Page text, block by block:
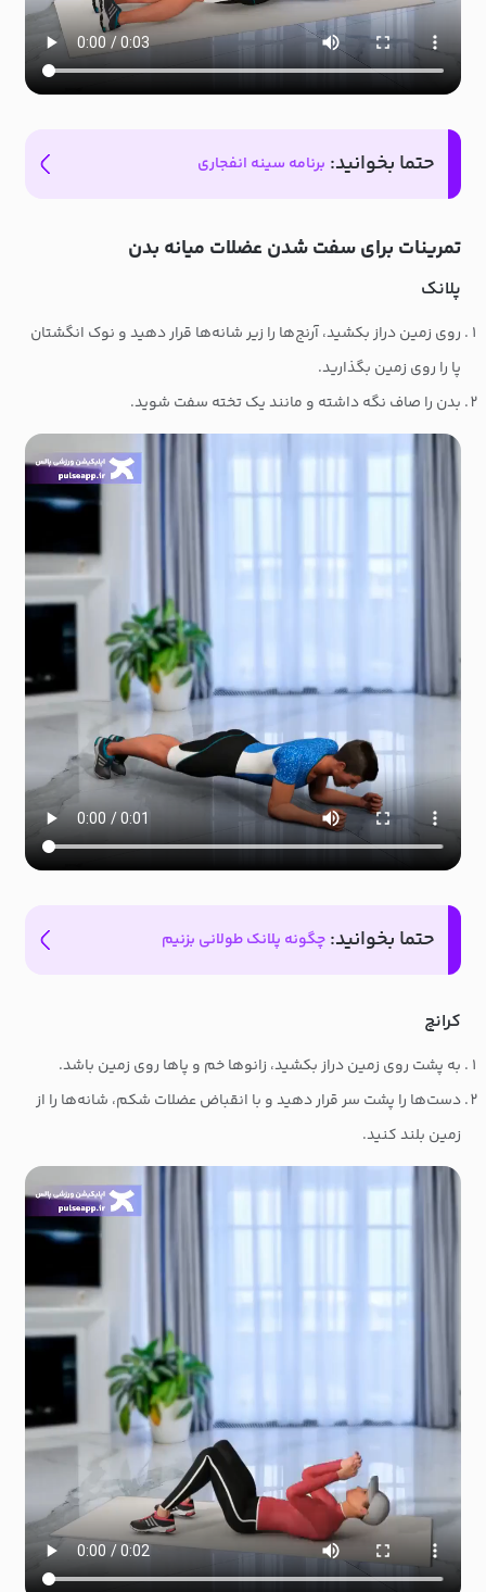
حتما بخوانید: برنامه سینه انفجاری
تمرینات برای سفت شدن عضلات میانه بدن
پلانک
روی زمین دراز بکشید، آرنج‌ها را زیر شانه‌ها قرار دهید و نوک انگشتان
پا را روی زمین بگذارید.
بدن را صاف نگه داشته و مانند یک تخته سفت شوید.
حتما بخوانید: چگونه پلانک طولانی بزنیم
کرانچ
به پشت روی زمین دراز بکشید، زانوها خم و پاها روی زمین باشد.
دست‌ها را پشت سر قرار دهید و با انقباض عضلات شکم، شانه‌ها را از
زمین بلند کنید.